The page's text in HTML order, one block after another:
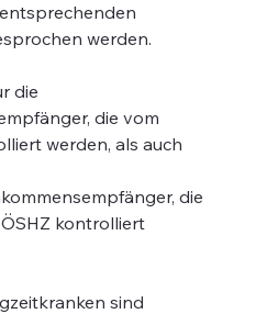
werden.
die
die vom
werden, als auch
die
kontrolliert
sind